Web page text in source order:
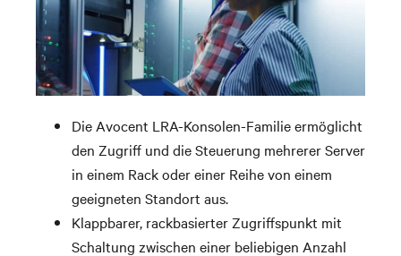
Die Avocent LRA-Konsolen-Familie ermöglicht
den Zugriff und die Steuerung mehrerer Server
in einem Rack oder einer Reihe von einem
geeigneten Standort aus.
Klappbarer, rackbasierter Zugriffspunkt mit
Schaltung zwischen einer beliebigen Anzahl